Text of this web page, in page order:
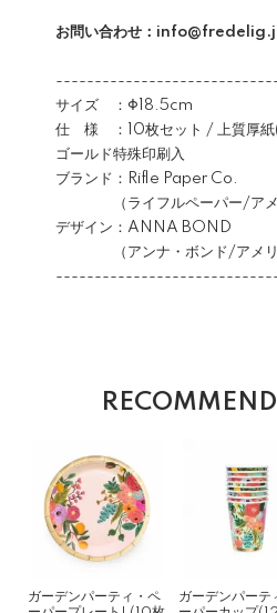
お問い合わせ：
サイズ ：Φ18.5cm
仕 様 ：10枚セット / 上質厚紙
ゴールド特殊印刷入
ブランド：Rifle Paper Co.
（ライフルペーパー/アメ
デザイン：ANNA BOND
（アンナ・ボンド/アメリ
ガーデンパーティ・ペ
ガーデンパーテ